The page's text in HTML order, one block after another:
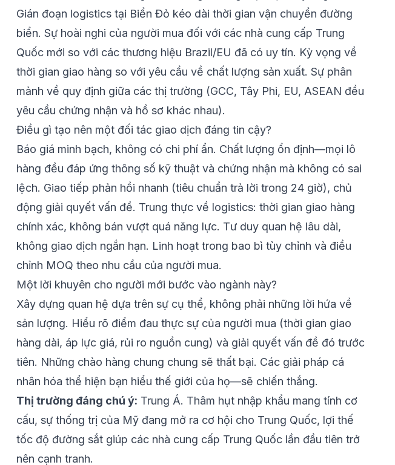
Gián đoạn logistics tại Biển Đỏ kéo dài thời gian vận chuyển đường
biển. Sự hoài nghi của người mua đối với các nhà cung cấp Trung
Quốc mới so với các thương hiệu Brazil/EU đã có uy tín. Kỳ vọng về
thời gian giao hàng so với yêu cầu về chất lượng sản xuất. Sự phân
mảnh về quy định giữa các thị trường (GCC, Tây Phi, EU, ASEAN đều
yêu cầu chứng nhận và hồ sơ khác nhau).
Điều gì tạo nên một đối tác giao dịch đáng tin cậy?
Báo giá minh bạch, không có chi phí ẩn. Chất lượng ổn định—mọi lô
hàng đều đáp ứng thông số kỹ thuật và chứng nhận mà không có sai
lệch. Giao tiếp phản hồi nhanh (tiêu chuẩn trả lời trong 24 giờ), chủ
động giải quyết vấn đề. Trung thực về logistics: thời gian giao hàng
chính xác, không bán vượt quá năng lực. Tư duy quan hệ lâu dài,
không giao dịch ngắn hạn. Linh hoạt trong bao bì tùy chỉnh và điều
chỉnh MOQ theo nhu cầu của người mua.
Một lời khuyên cho người mới bước vào ngành này?
Xây dựng quan hệ dựa trên sự cụ thể, không phải những lời hứa về
sản lượng. Hiểu rõ điểm đau thực sự của người mua (thời gian giao
hàng dài, áp lực giá, rủi ro nguồn cung) và giải quyết vấn đề đó trước
tiên. Những chào hàng chung chung sẽ thất bại. Các giải pháp cá
nhân hóa thể hiện bạn hiểu thế giới của họ—sẽ chiến thắng.
Thị trường đáng chú ý: Trung Á. Thâm hụt nhập khẩu mang tính cơ
cấu, sự thống trị của Mỹ đang mở ra cơ hội cho Trung Quốc, lợi thế
tốc độ đường sắt giúp các nhà cung cấp Trung Quốc lần đầu tiên trở
nên cạnh tranh.